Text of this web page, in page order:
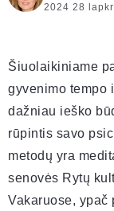
2024 28
Šiuolaikiniame
gyvenimo tempo
dažniau ieško
rūpintis savo
metodų yra
senovės Rytų
Vakaruose,